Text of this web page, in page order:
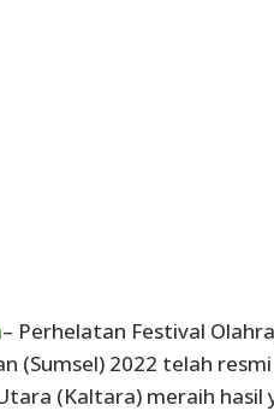
– Perhelatan Festival
(Sumsel) 2022 telah
(Kaltara) meraih hasil